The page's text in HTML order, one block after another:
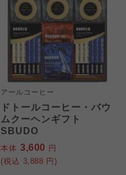
アールコーヒー
ドトールコーヒー・バウ
ムクーヘンギフト
SBUDO
本体 3,600 円
(税込 3,888 円)